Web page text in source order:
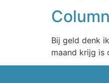
Bij geld denk
maand krijg is